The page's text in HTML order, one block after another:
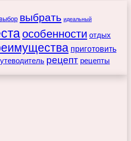
выбрать идеальный
особенности отдых
приготовить
рецепт рецепты